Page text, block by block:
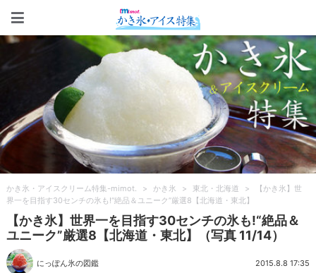
かき氷・アイスクリーム特集-mimot. > かき氷 > 東北・北海道 >
【かき氷】世
界一を目指す30センチの氷も!“絶品＆ユニーク”厳選8【北海道・東北】
【かき氷】世界一を目指す30センチの氷も!“絶品＆
ユニーク”厳選8【北海道・東北】（写真 11/14）
にっぽん氷の図鑑 2015.8.8 17:35